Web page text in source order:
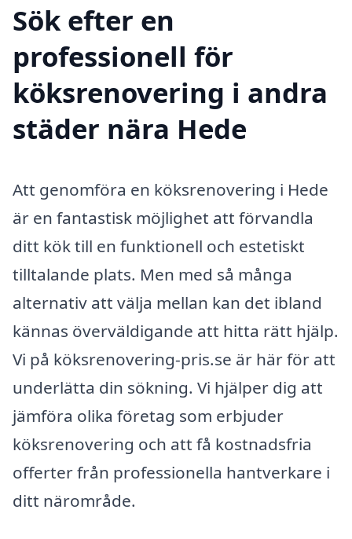
Sök efter en
professionell för
köksrenovering i andra
städer nära Hede
Att genomföra en köksrenovering i Hede
är en fantastisk möjlighet att förvandla
ditt kök till en funktionell och estetiskt
tilltalande plats. Men med så många
alternativ att välja mellan kan det ibland
kännas överväldigande att hitta rätt hjälp.
Vi på köksrenovering-pris.se är här för att
underlätta din sökning. Vi hjälper dig att
jämföra olika företag som erbjuder
köksrenovering och att få kostnadsfria
offerter från professionella hantverkare i
ditt närområde.